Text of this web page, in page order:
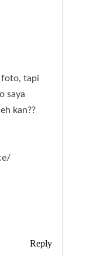
foto, tapi
saya
kan??
Reply